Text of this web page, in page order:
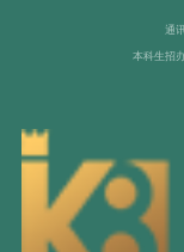
通
本科生招